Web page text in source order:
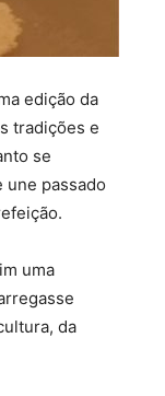
edição da
tradições e
se
une passado
uma
da